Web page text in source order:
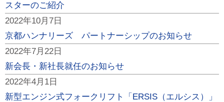
スターのご紹介
2022年10月7日
京都ハンナリーズ パートナーシップのお知らせ
2022年7月22日
新会長・新社長就任のお知らせ
2022年4月1日
新型エンジン式フォークリフト「ERSIS（エルシス）」